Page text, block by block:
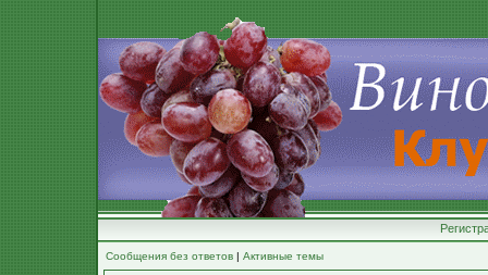
Сообщения без ответов | Активные темы